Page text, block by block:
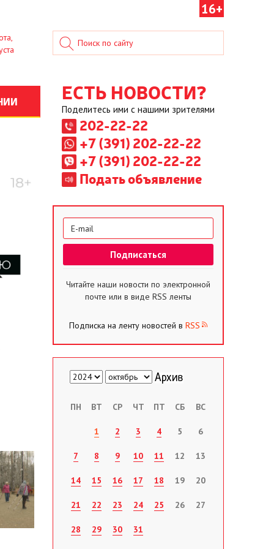
16+
ЕСТЬ НОВОСТИ?
Поделитесь ими с нашими зрителями
202-22-22
+7 (391) 202-22-22
+7 (391) 202-22-22
Подать объявление
Читайте наши новости по электронной
почте или в виде RSS ленты
Подписка на ленту новостей в RSS
ПН ВТ СР ЧТ ПТ СБ ВС
1 2 3 4 5 6
7 8 9 10 11 12 13
14 15 16 17 18 19 20
21 22 23 24 25 26 27
28 29 30 31